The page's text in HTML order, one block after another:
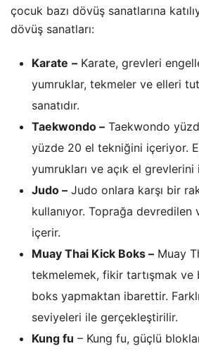
çocuk bazı dövüş sanatlarına
dövüş sanatları:
Karate – Karate, grevleri
yumruklar, tekmeler ve elleri
sanatıdır.
Taekwondo – Taekwondo
yüzde 20 el tekniğini içeriyor.
yumrukları ve açık el grevlerini
Judo – Judo onlara karşı bir
kullanıyor. Toprağa devredilen
içerir.
Muay Thai Kick Boks – Muay
tekmelemek, fikir tartışmak ve
boks yapmaktan ibarettir.
seviyeleri ile gerçekleştirilir.
Kung fu – Kung fu, güçlü